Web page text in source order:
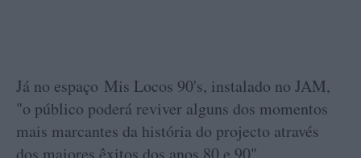
Já no espaço Mis Locos 90's, instalado no JAM,
"o público poderá reviver alguns dos momentos
mais marcantes da história do projecto através
dos maiores êxitos dos anos 80 e 90".